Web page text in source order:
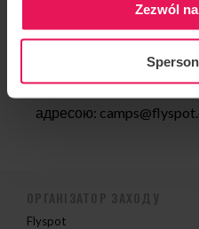
Zezwól
Ravens, Kategoria
Якщо ви хочете
запитання, будь ласка,
адресою:
Flyspot